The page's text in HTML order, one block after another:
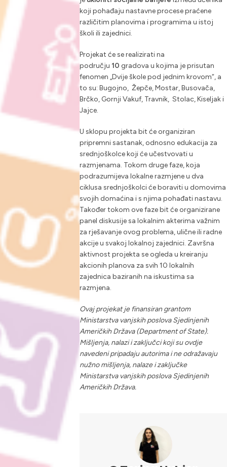
koji pohađaju nastavne procese praćene
različitim planovima i programima u istoj
školi ili zajednici.
Projekat će se realizirati na
području10 gradova u kojima je prisutan
fenomen „Dvije škole pod jednim krovom“, a
to su: Bugojno, Žepče, Mostar, Busovača,
Brčko, Gornji Vakuf, Travnik, Stolac, Kiseljak i
Jajce.
U sklopu projekta bit će organiziran
pripremni sastanak, odnosno edukacija za
srednjoškolce koji će učestvovati u
razmjenama. Tokom druge faze, koja
podrazumijeva lokalne razmjene u dva
ciklusa srednjoškolci će boraviti u domovima
svojih domaćina i s njima pohađati nastavu.
Također tokom ove faze bit će organizirane
panel diskusije sa lokalnim akterima važnim
za rješavanje ovog problema, ulične ili radne
akcije u svakoj lokalnoj zajednici. Završna
aktivnost projekta se ogleda u kreiranju
akcionih planova za svih 10 lokalnih
zajednica baziranih na iskustima sa
razmjena.
Ovaj projekat je finansiran grantom
Ministarstva vanjskih poslova Sjedinjenih
Američkih Država (Department of State).
Mišljenja, nalazi i zaključci koji su ovdje
navedeni pripadaju autorima i ne odražavaju
nužno mišljenja, nalaze i zaključke
Ministarstva vanjskih poslova Sjedinjenih
Američkih Država.